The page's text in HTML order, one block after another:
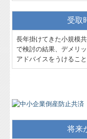
受取
長年掛けてきた小規模
で検討の結果、デメリ
アドバイスをうけるこ
将来